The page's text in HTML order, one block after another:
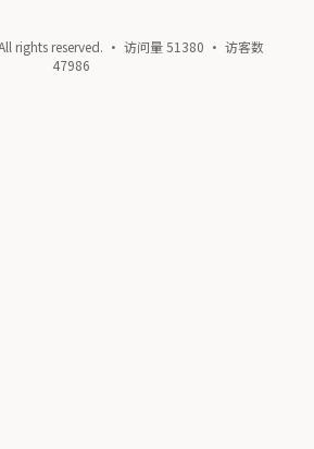
rights reserved. · 访问量51380 · 访客数
47986